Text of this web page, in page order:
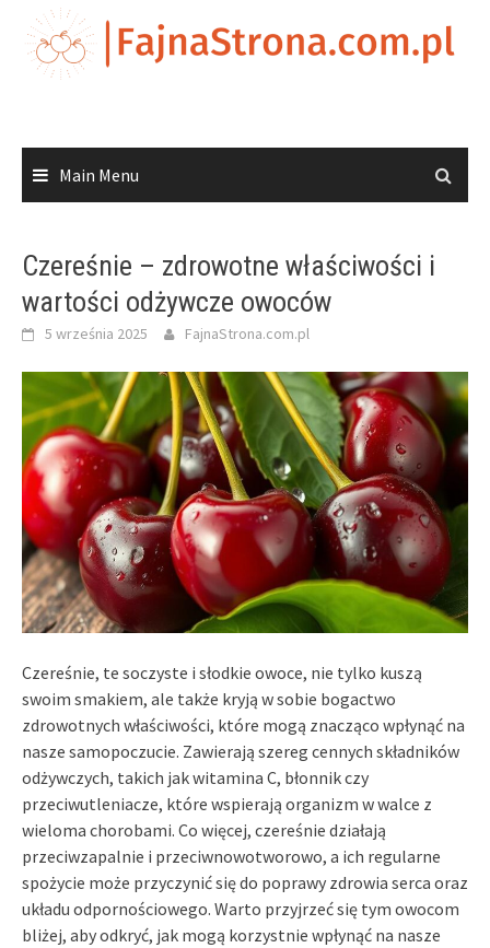
content
Main Menu
Czereśnie – zdrowotne właściwości i
wartości odżywcze owoców
5 września 2025 FajnaStrona.com.pl
Czereśnie, te soczyste i słodkie owoce, nie tylko kuszą
swoim smakiem, ale także kryją w sobie bogactwo
zdrowotnych właściwości, które mogą znacząco wpłynąć na
nasze samopoczucie. Zawierają szereg cennych składników
odżywczych, takich jak witamina C, błonnik czy
przeciwutleniacze, które wspierają organizm w walce z
wieloma chorobami. Co więcej, czereśnie działają
przeciwzapalnie i przeciwnowotworowo, a ich regularne
spożycie może przyczynić się do poprawy zdrowia serca oraz
układu odpornościowego. Warto przyjrzeć się tym owocom
bliżej, aby odkryć, jak mogą korzystnie wpłynąć na nasze